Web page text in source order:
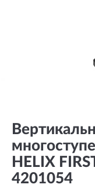
HELIX
4201054